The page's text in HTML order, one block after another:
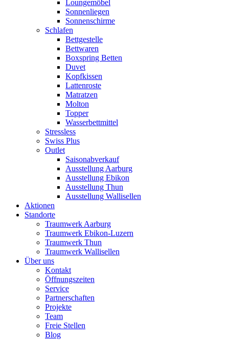
Loungemöbel
Sonnenliegen
Sonnenschirme
Schlafen
Bettgestelle
Bettwaren
Boxspring Betten
Duvet
Kopfkissen
Lattenroste
Matratzen
Molton
Topper
Wasserbettmittel
Stressless
Swiss Plus
Outlet
Saisonabverkauf
Ausstellung Aarburg
Ausstellung Ebikon
Ausstellung Thun
Ausstellung Wallisellen
Aktionen
Standorte
Traumwerk Aarburg
Traumwerk Ebikon-Luzern
Traumwerk Thun
Traumwerk Wallisellen
Über uns
Kontakt
Öffnungszeiten
Service
Partnerschaften
Projekte
Team
Freie Stellen
Blog